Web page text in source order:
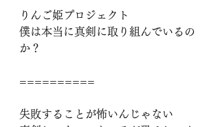
りんご姫プロジェクト
僕は本当に真剣に取り組んでいるの
か？
==========
失敗することが怖いんじゃない